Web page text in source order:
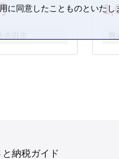
納税ガイド
に同意したことものといたし